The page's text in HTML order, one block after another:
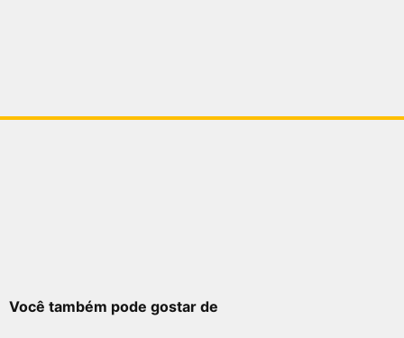
Você também pode gostar de